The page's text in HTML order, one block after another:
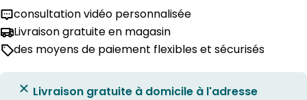
consultation vidéo personnalisée
Livraison gratuite en magasin
des moyens de paiement flexibles et sécurisés
Livraison gratuite à domicile à l'adresse